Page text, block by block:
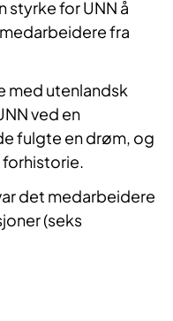
styrke for UNN å
fra
med utenlandsk
ved en
fulgte en drøm, og
det medarbeidere
(seks